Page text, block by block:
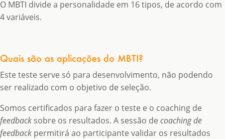
O MBTI divide a personalidade em 16 tipos, de acordo com
4 variáveis.
Quais são as aplicações do MBTI?
Este teste serve só para desenvolvimento, não podendo
ser realizado com o objetivo de seleção.
Somos certificados para fazer o teste e o coaching de
feedback sobre os resultados. A sessão de coaching de
feedback permitirá ao participante validar os resultados